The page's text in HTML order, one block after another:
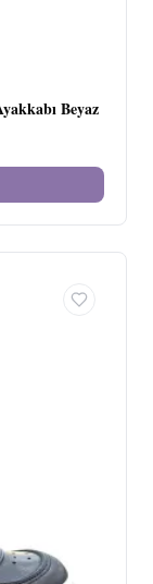
Beyaz